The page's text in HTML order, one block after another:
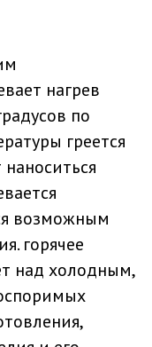
нагрев
по
греется
возможным
горячее
над холодным,